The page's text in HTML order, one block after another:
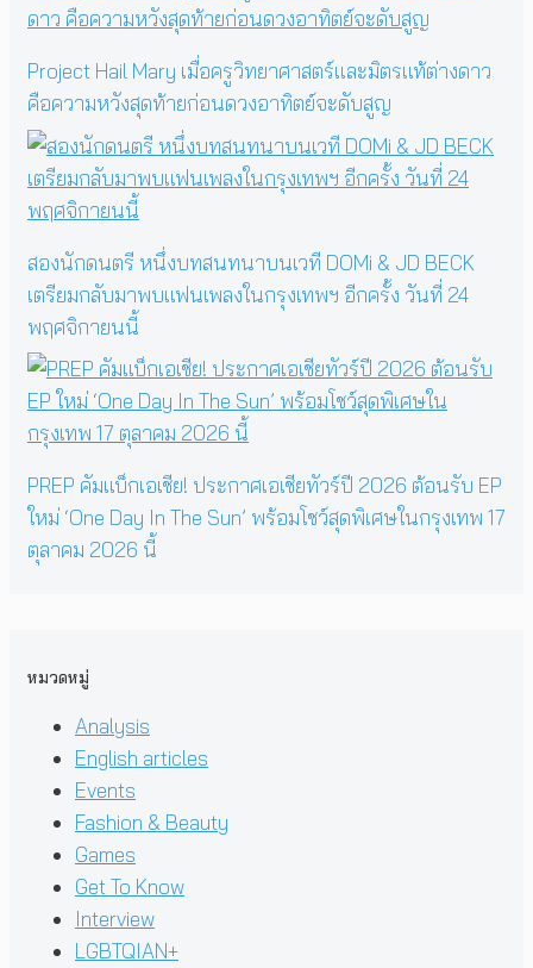
Project Hail Mary เมื่อครูวิทยาศาสตร์และมิตรแท้ต่างดาว
คือความหวังสุดท้ายก่อนดวงอาทิตย์จะดับสูญ
สองนักดนตรี หนึ่งบทสนทนาบนเวที DOMi & JD BECK
เตรียมกลับมาพบแฟนเพลงในกรุงเทพฯ อีกครั้ง วันที่ 24
พฤศจิกายนนี้
PREP คัมแบ็กเอเชีย! ประกาศเอเชียทัวร์ปี 2026 ต้อนรับ EP
ใหม่ ‘One Day In The Sun’ พร้อมโชว์สุดพิเศษในกรุงเทพ 17
ตุลาคม 2026 นี้
หมวดหมู่
Analysis
English articles
Events
Fashion & Beauty
Games
Get To Know
Interview
LGBTQIAN+